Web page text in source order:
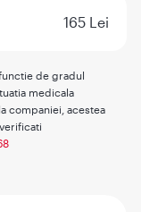
165 Lei
de gradul
medicala
companiei, acestea